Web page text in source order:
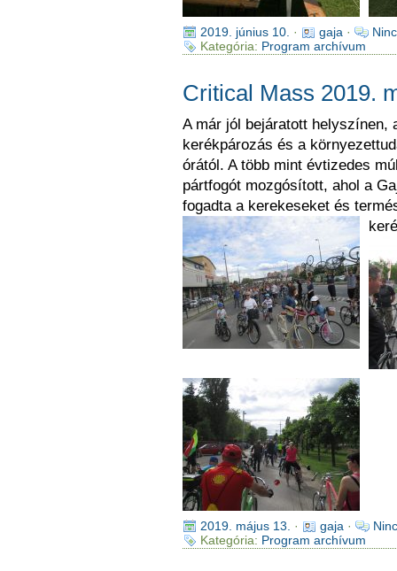
2019. június 10. · gaja ·
Kategória: Program archívum
Critical Mass 2019.
A már jól bejáratott helyszínen,
kerékpározás és a
órától. A több mint évtizedes
pártfogót mozgósított, ahol a
fogadta a kerekeseket és
2019. május 13. · gaja ·
Kategória: Program archívum